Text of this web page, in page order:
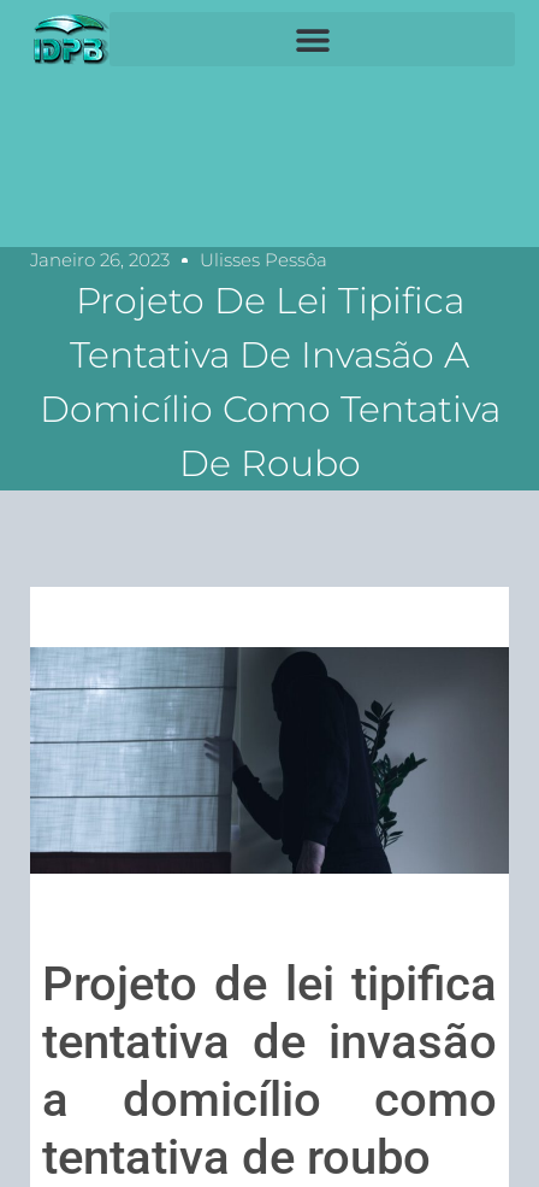
Janeiro 26, 2023 Ulisses Pessôa
Projeto De Lei Tipifica
Tentativa De Invasão A
Domicílio Como Tentativa
De Roubo
Projeto de lei tipifica
tentativa de invasão
a domicílio como
tentativa de roubo